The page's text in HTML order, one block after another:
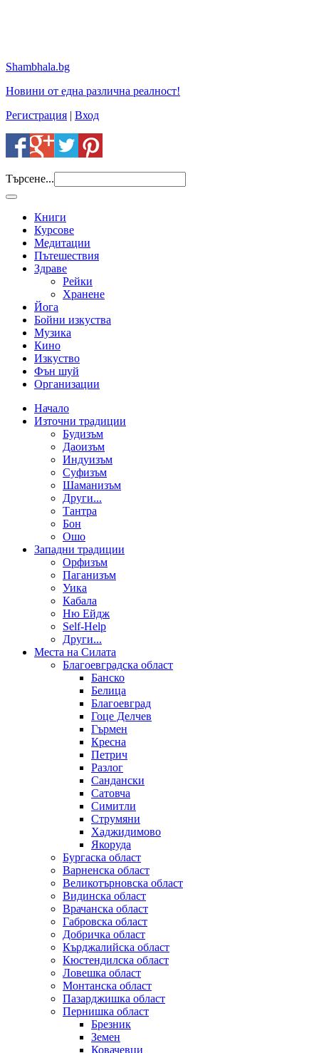
Shambhala.bg
Новини от една различна реалност!
Регистрация | Вход
Търсене...
Книги
Курсове
Медитации
Пътешествия
Здраве
Рейки
Хранене
Йога
Бойни изкуства
Музика
Кино
Изкуство
Фън шуй
Организации
Начало
Източни традиции
Будизъм
Даоизъм
Индуизъм
Суфизъм
Шаманизъм
Други...
Тантра
Бон
Ошо
Западни традиции
Орфизъм
Паганизъм
Уика
Кабала
Ню Ейдж
Self-Help
Други...
Места на Силата
Благоевградска област
Банско
Белица
Благоевград
Гоце Делчев
Гърмен
Кресна
Петрич
Разлог
Сандански
Сатовча
Симитли
Струмяни
Хаджидимово
Якоруда
Бургаска област
Варненска област
Великотърновска област
Видинска област
Врачанска област
Габровска област
Добричка област
Кърджалийска област
Кюстендилска област
Ловешка област
Монтанска област
Пазарджишка област
Пернишка област
Брезник
Земен
Ковачевци